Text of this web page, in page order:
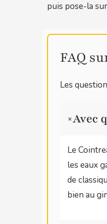
puis pose-la
FAQ
Les
+Avec
Le
les eaux
de
bien au